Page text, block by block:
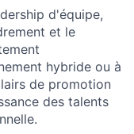
d'équipe,
et le
hybride ou à
de promotion
des talents